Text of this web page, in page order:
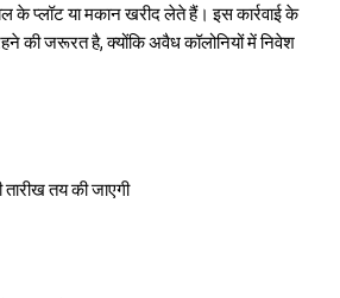
के प्लॉट या मकान खरीद लेते हैं। इस कार्रवाई के
की जरूरत है, क्योंकि अवैध कॉलोनियों में निवेश
तारीख तय की जाएगी